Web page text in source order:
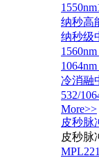
纳秒高
纳秒级
冷消融
532/
More>>
皮秒脉
皮秒脉